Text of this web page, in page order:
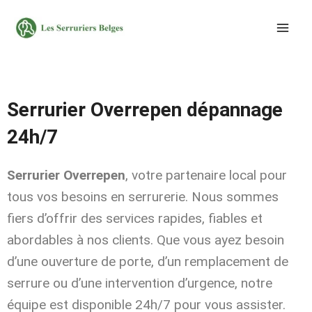
Serrurier Overrepen dépannage
24h/7
Serrurier Overrepen, votre partenaire local pour
tous vos besoins en serrurerie. Nous sommes
fiers d’offrir des services rapides, fiables et
abordables à nos clients. Que vous ayez besoin
d’une ouverture de porte, d’un remplacement de
serrure ou d’une intervention d’urgence, notre
équipe est disponible 24h/7 pour vous assister.